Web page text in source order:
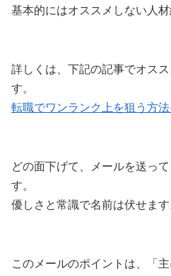
基本的にはオススメしない人材
詳しくは、下記の記事でオス
す。
転職でワンランク上を狙う方法
どの面下げて、メールを送っ
す。
優しさと常識で名前は伏せます
このメールのポイントは、「